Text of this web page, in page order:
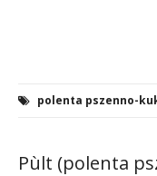
polenta pszenno-
Pùlt (polenta